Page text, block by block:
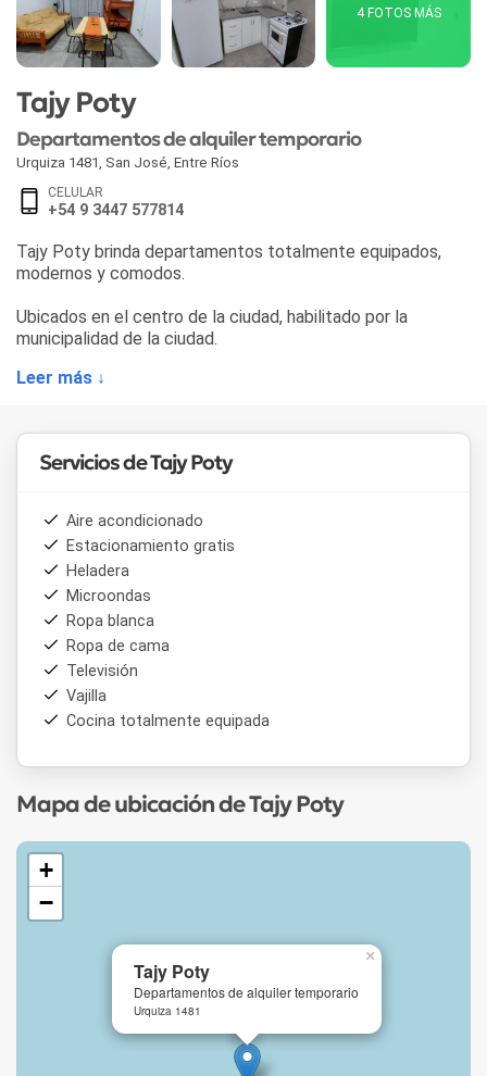
4 FOTOS MÁS
Tajy Poty
Departamentos de alquiler temporario
Urquiza 1481 San José Entre Ríos
CELULAR
+54 9 3447 577814
Tajy Poty brinda departamentos totalmente equipados,
modernos y comodos.
Ubicados en el centro de la ciudad, habilitado por la
municipalidad de la ciudad.
Leer más ↓
Servicios de Tajy Poty
Aire acondicionado
Estacionamiento gratis
Heladera
Microondas
Ropa blanca
Ropa de cama
Televisión
Vajilla
Cocina totalmente equipada
Mapa de ubicación de Tajy Poty
Tajy Poty
Departamentos de alquiler temporario
Urquiza 1481
×
+
−